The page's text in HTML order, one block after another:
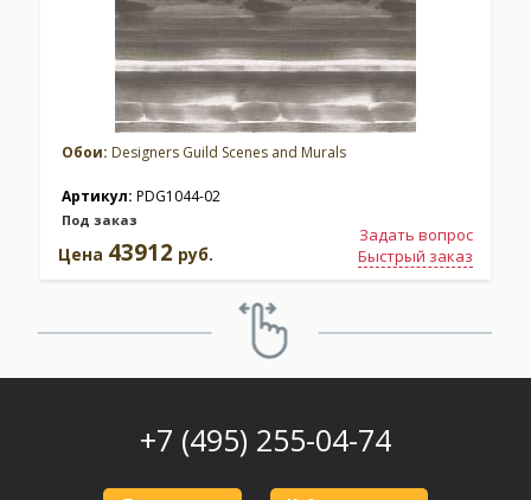
Обои: Designers Guild Scenes and Murals
Артикул: PDG1044-02
Под заказ
Задать вопрос
Быстрый заказ
Цена 43912 руб.
+7 (495) 255-04-74